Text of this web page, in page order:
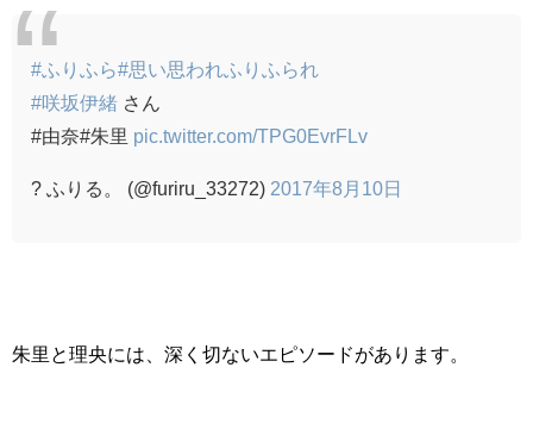
#ふりふら#思い思われふりふられ
#咲坂伊緒 さん
#由奈#朱里 pic.twitter.com/TPG0EvrFLv
? ふりる。 (@furiru_33272) 2017年8月10日
朱里と理央には、深く切ないエピソードがあります。